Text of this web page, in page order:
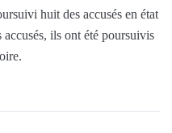
huit des accusés en état
accusés, ils ont été poursuivis